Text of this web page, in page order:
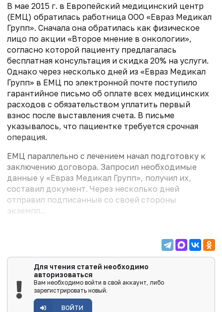
В мае 2015 г. в Европейский медицинский центр
(ЕМЦ) обратилась работница ООО «Евраз Медикал
Групп». Сначала она обратилась как физическое
лицо по акции «Второе мнение в онкологии»,
согласно которой пациенту предлагалась
бесплатная консультация и скидка 20% на услуги.
Однако через несколько дней из «Евраз Медикал
Групп» в ЕМЦ по электронной почте поступило
гарантийное письмо об оплате всех медицинских
расходов с обязательством уплатить первый
взнос после выставления счета. В письме
указывалось, что пациентке требуется срочная
операция.
ЕМЦ параллельно с лечением начал подготовку к
заключению договора. Запросил необходимые
данные у «Евраз Медикал Групп», получил их,
составил документ. Через несколько дней
отправил подписанные со своей стороны
экземпл...
Для чтения статей необходимо
авторизоваться
Вам необходимо войти в свой аккаунт, либо
зарегистрировать новый.
ВОЙТИ